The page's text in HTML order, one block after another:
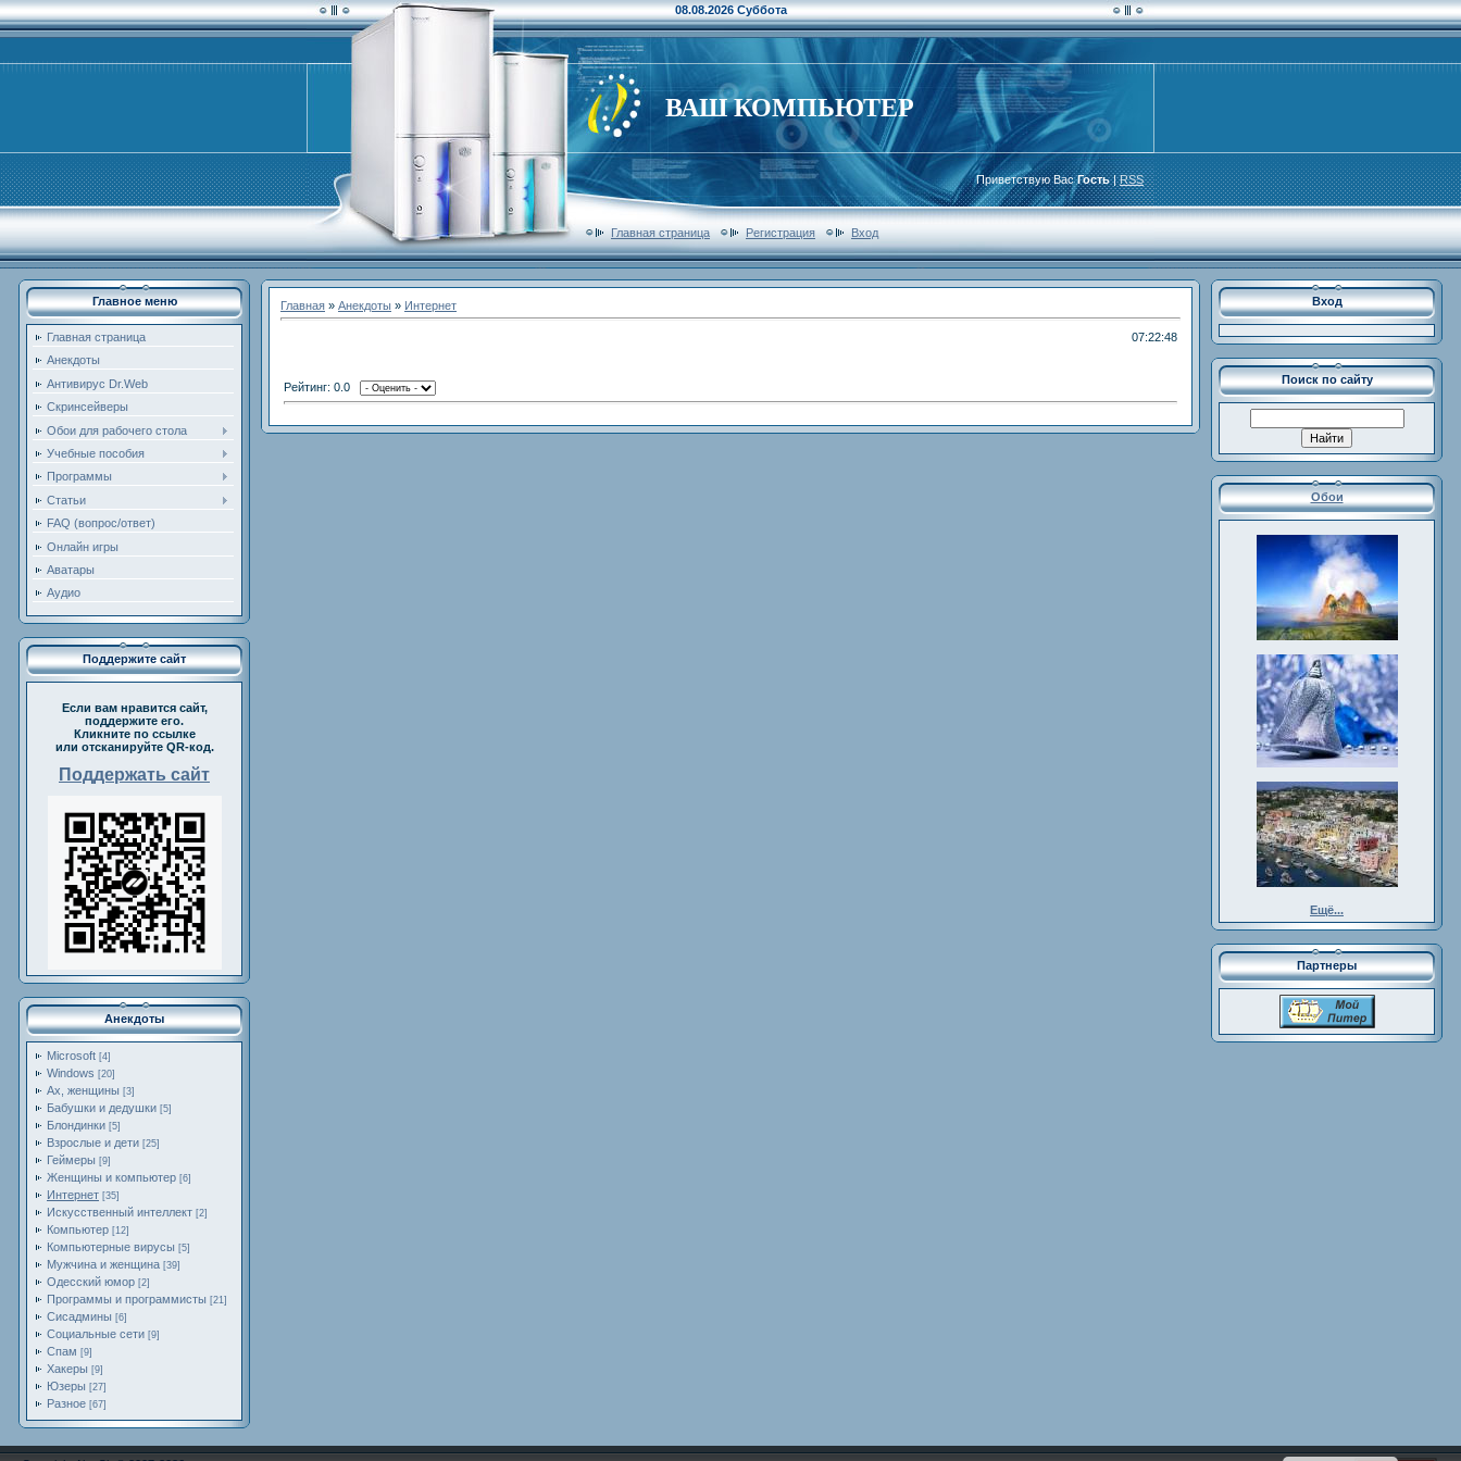
08.08.2026 Суббота
ВАШ КОМПЬЮТЕР
Приветствую ВасГость|RSS
Главная страница Регистрация Вход
Главное меню
Главная страница
Анекдоты
Антивирус Dr.Web
Скринсейверы
Обои для рабочего стола
Учебные пособия
Программы
Статьи
FAQ (вопрос/ответ)
Онлайн игры
Аватары
Аудио
Поддержите сайт
Если вам нравится сайт,
поддержите его.
Кликните по ссылке
или отсканируйте QR-код.
Поддержать сайт
Анекдоты
Microsoft [4]
Windows [20]
Ах, женщины [3]
Бабушки и дедушки [5]
Блондинки [5]
Взрослые и дети [25]
Геймеры [9]
Женщины и компьютер [6]
Интернет [35]
Искусственный интеллект [2]
Компьютер [12]
Компьютерные вирусы [5]
Мужчина и женщина [39]
Одесский юмор [2]
Программы и программисты [21]
Сисадмины [6]
Социальные сети [9]
Спам [9]
Хакеры [9]
Юзеры [27]
Разное [67]
Главная » Анекдоты » Интернет
07:22:48
Рейтинг: 0.0
Вход
Поиск по сайту
Обои
Ещё...
Партнеры